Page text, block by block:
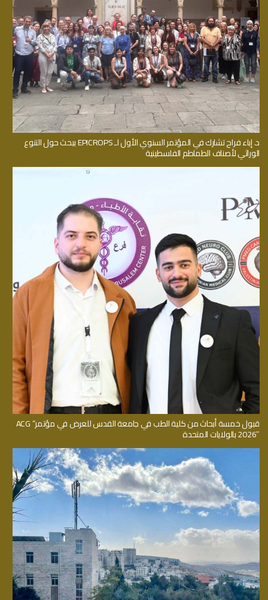
د. إباء فراح تشارك في المؤتمر السنوي الأول لـ EPICROPS ببحث حول التنوع
الوراثي لأصناف الطماطم الفلسطينية
قبول خمسة أبحاث من كلية الطب في جامعة القدس للعرض في مؤتمر” ACG
2026″ بالولايات المتحدة